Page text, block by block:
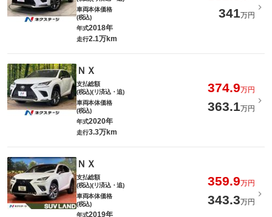
車両本体価格
(税込)
341万円
年式2018年
走行2.1万km
ＮＸ
支払総額
(税込)(リ済込・追)
374.9万円
車両本体価格
(税込)
363.1万円
年式2020年
走行3.3万km
ＮＸ
支払総額
(税込)(リ済込・追)
359.9万円
車両本体価格
(税込)
343.3万円
年式2019年